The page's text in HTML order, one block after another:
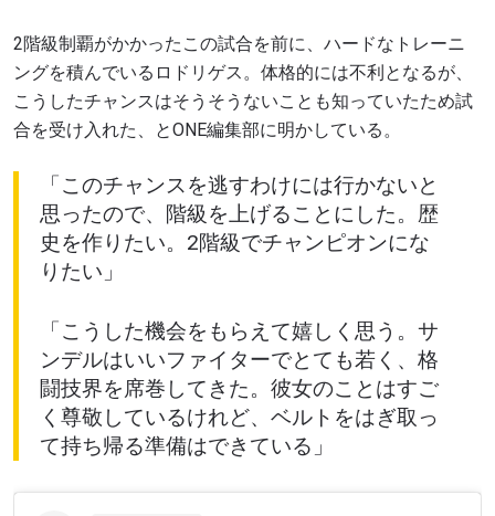
2階級制覇がかかったこの試合を前に、ハードなトレーニ
ングを積んでいるロドリゲス。体格的には不利となるが、
こうしたチャンスはそうそうないことも知っていたため試
合を受け入れた、とONE編集部に明かしている。
「このチャンスを逃すわけには行かないと
思ったので、階級を上げることにした。歴
史を作りたい。2階級でチャンピオンにな
りたい」
「こうした機会をもらえて嬉しく思う。サ
ンデルはいいファイターでとても若く、格
闘技界を席巻してきた。彼女のことはすご
く尊敬しているけれど、ベルトをはぎ取っ
て持ち帰る準備はできている」